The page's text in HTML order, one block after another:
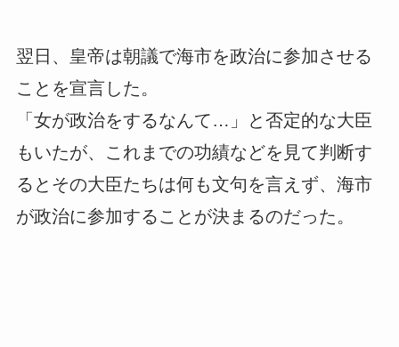
翌日、皇帝は朝議で海市を政治に参加させる
ことを宣言した。
「女が政治をするなんて…」と否定的な大臣
もいたが、これまでの功績などを見て判断す
るとその大臣たちは何も文句を言えず、海市
が政治に参加することが決まるのだった。